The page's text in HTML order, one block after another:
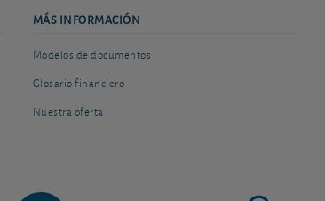
MÁS INFORMACIÓN
Modelos de documentos
Glosario financiero
Nuestra oferta